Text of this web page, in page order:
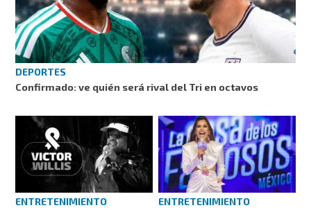
DEPORTES
Confirmado: ve quién será rival del Tri en octavos
ENTRETENIMIENTO
ENTRETENIMIENTO